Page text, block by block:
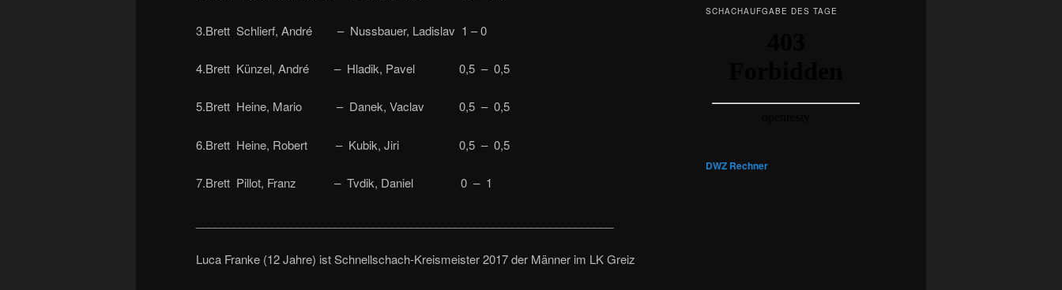
3.Brett Schlierf, André – Nussbauer, Ladislav 1 – 0
4.Brett Künzel, André – Hladik, Pavel 0,5 – 0,5
5.Brett Heine, Mario – Danek, Vaclav 0,5 – 0,5
6.Brett Heine, Robert – Kubik, Jiri 0,5 – 0,5
7.Brett Pillot, Franz – Tvdik, Daniel 0 – 1
Luca Franke (12 Jahre) ist Schnellschach-Kreismeister 2017 der Männer im LK Greiz
SCHACHAUFGABE DES TAGE
DWZ Rechner